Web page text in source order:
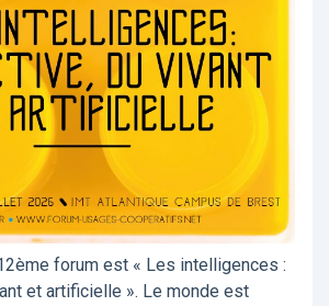
forum est « Les intelligences :
et artificielle ». Le monde est